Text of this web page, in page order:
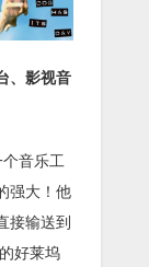
、影视音
音乐工
强大！他
接输送到
好莱坞